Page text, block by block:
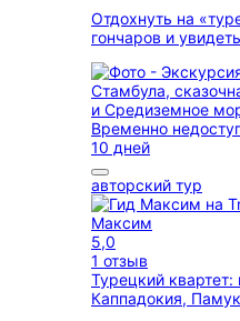
Отдохнуть на
гончаров и
Временно
10 дней
авторский тур
Максим
5,0
1 отзыв
Турецкий
Каппадокия,